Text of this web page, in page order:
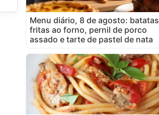
Menu diário, 8 de agosto: batatas
fritas ao forno, pernil de porco
assado e tarte de pastel de nata